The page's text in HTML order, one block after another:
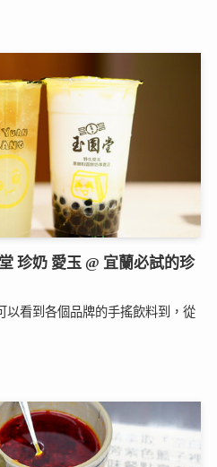
珍奶 愛玉 @ 宜蘭必試的珍
以看到各個品牌的手搖飲料到，從